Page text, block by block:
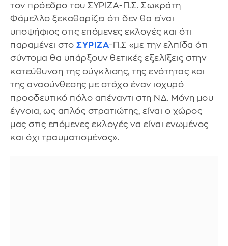
τον πρόεδρο του ΣΥΡΙΖΑ-Π.Σ. Σωκράτη
Φάμελλο ξεκαθαρίζει ότι δεν θα είναι
υποψήφιος στις επόμενες εκλογές και ότι
παραμένει στο ΣΥΡΙΖΑ-Π.Σ «με την ελπίδα ότι
σύντομα θα υπάρξουν θετικές εξελίξεις στην
κατεύθυνση της σύγκλισης, της ενότητας και
της ανασύνθεσης με στόχο έναν ισχυρό
προοδευτικό πόλο απέναντι στη ΝΔ. Μόνη μου
έγνοια, ως απλός στρατιώτης, είναι ο χώρος
μας στις επόμενες εκλογές να είναι ενωμένος
και όχι τραυματισμένος».